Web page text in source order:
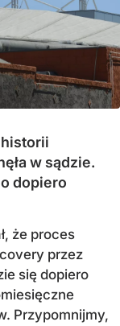
w sądzie.
dopiero
że proces
przez
się dopiero
Przypomnijmy,